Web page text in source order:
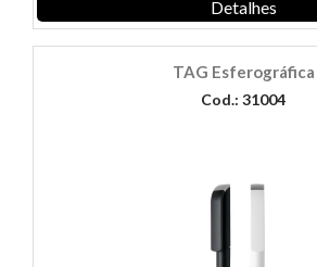
Detalhes
TAG Esferográfica
Cod.: 31004